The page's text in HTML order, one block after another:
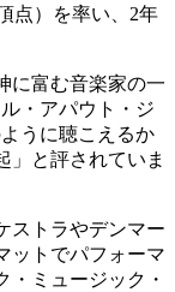
点）を率い、2年
に富む音楽家の一
・アパウト・ジ
うに聴こえるか
」と評されていま
ストラやデンマー
ットでパフォーマ
・ミュージック・